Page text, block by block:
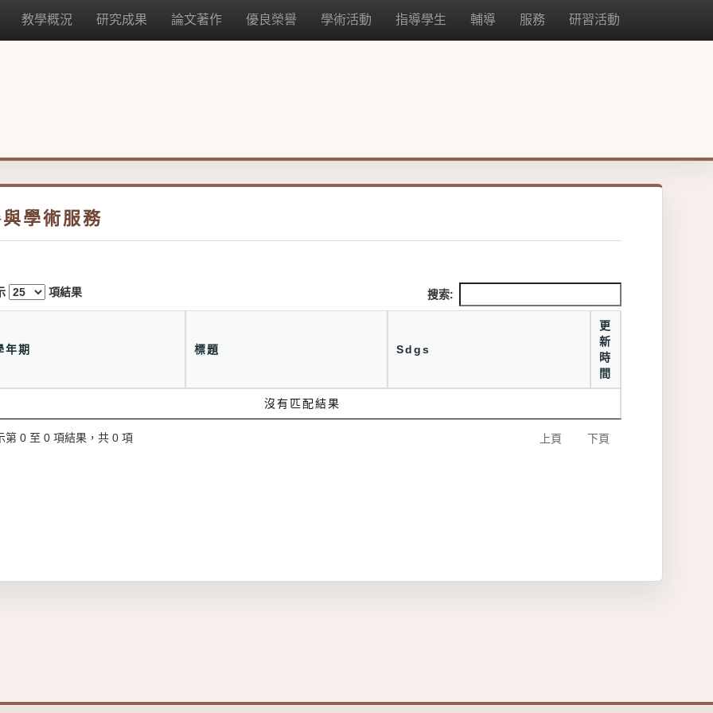
教學概況 研究成果 論文著作 優良榮譽 學術活動 指導學生 輔導 服務 研習活動
學術服務
項結果 搜索:
年期 標題 Sdgs
更
新
時
間
沒有匹配結果
第 0 至 0 項結果，共 0 項 上頁 下頁